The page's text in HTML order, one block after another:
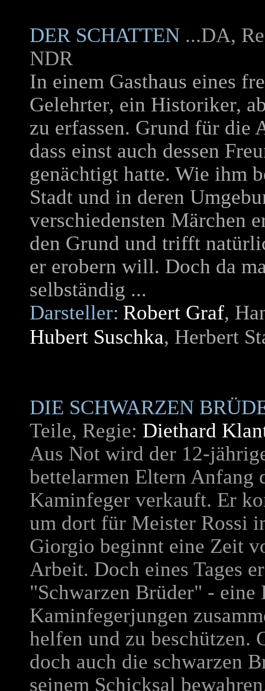
DER SCHATTEN ...DA,
NDR
In einem Gasthaus eines
Gelehrter, ein Historiker,
zu erfassen. Grund für die
dass einst auch dessen
genächtigt hatte. Wie ihm
Stadt und in deren
verschiedensten Märchen
den Grund und trifft
er erobern will. Doch da
selbständig ...
Darsteller: Robert Graf,
Hubert Suschka, Herbert
DIE SCHWARZEN
Teile, Regie: Diethard
Aus Not wird der 12-
bettelarmen Eltern Anfang
Kaminfeger verkauft. Er
um dort für Meister Rossi
Giorgio beginnt eine Zeit
Arbeit. Doch eines Tages
"Schwarzen Brüder" - eine
Kaminfegerjungen
helfen und zu beschützen.
doch auch die schwarzen
seinem Schicksal